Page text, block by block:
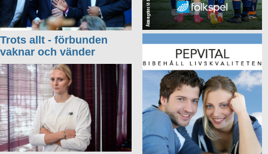
Trots allt - förbunden
vaknar och vänder